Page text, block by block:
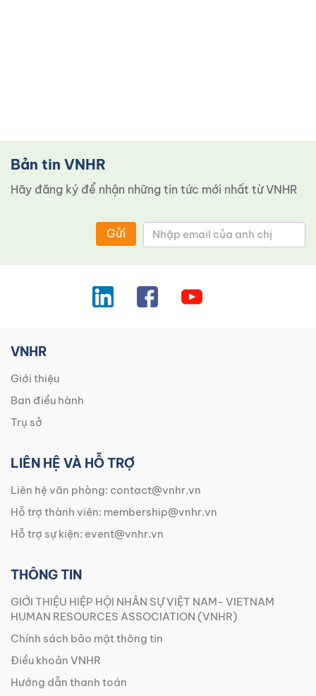
Bản tin VNHR
Hãy đăng ký để nhận những tin tức mới nhất từ ​​VNHR
Gửi
VNHR
Giới thiệu
Ban điều hành
Trụ sở
LIÊN HỆ VÀ HỖ TRỢ
Liên hệ văn phòng: contact@vnhr.vn
Hỗ trợ thành viên: membership@vnhr.vn
Hỗ trợ sự kiện: event@vnhr.vn
THÔNG TIN
GIỚI THIỆU HIỆP HỘI NHÂN SỰ VIỆT NAM- VIETNAM
HUMAN RESOURCES ASSOCIATION (VNHR)
Chính sách bảo mật thông tin
Điều khoản VNHR
Hướng dẫn thanh toán